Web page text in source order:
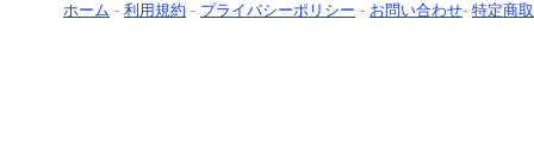
ホーム - 利用規約 - プライバシーポリシー - お問い合わせ- 特定商